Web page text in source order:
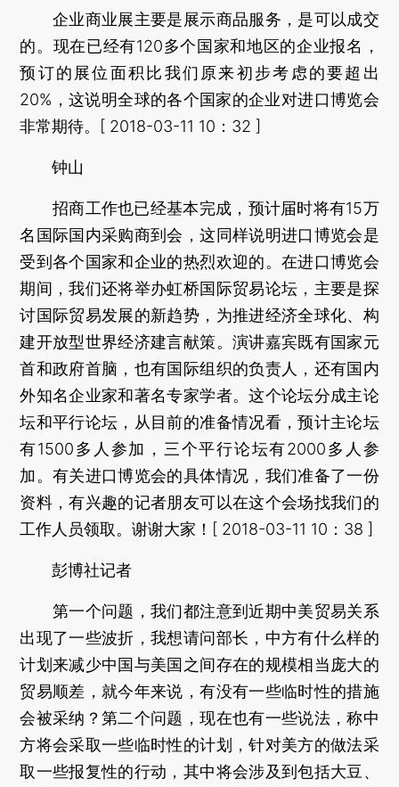
企业商业展主要是展示商品服务，是可以成交
的。现在已经有120多个国家和地区的企业报名，
预订的展位面积比我们原来初步考虑的要超出
20%，这说明全球的各个国家的企业对进口博览会
非常期待。[ 2018-03-11 10：32 ]
钟山
招商工作也已经基本完成，预计届时将有15万
名国际国内采购商到会，这同样说明进口博览会是
受到各个国家和企业的热烈欢迎的。在进口博览会
期间，我们还将举办虹桥国际贸易论坛，主要是探
讨国际贸易发展的新趋势，为推进经济全球化、构
建开放型世界经济建言献策。演讲嘉宾既有国家元
首和政府首脑，也有国际组织的负责人，还有国内
外知名企业家和著名专家学者。这个论坛分成主论
坛和平行论坛，从目前的准备情况看，预计主论坛
有1500多人参加，三个平行论坛有2000多人参
加。有关进口博览会的具体情况，我们准备了一份
资料，有兴趣的记者朋友可以在这个会场找我们的
工作人员领取。谢谢大家！[ 2018-03-11 10：38 ]
彭博社记者
第一个问题，我们都注意到近期中美贸易关系
出现了一些波折，我想请问部长，中方有什么样的
计划来减少中国与美国之间存在的规模相当庞大的
贸易顺差，就今年来说，有没有一些临时性的措施
会被采纳？第二个问题，现在也有一些说法，称中
方将会采取一些临时性的计划，针对美方的做法采
取一些报复性的行动，其中将会涉及到包括大豆、